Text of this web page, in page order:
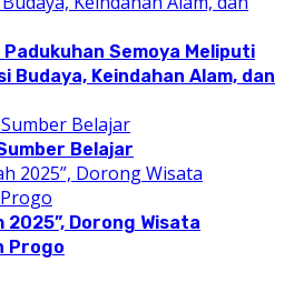
Semoya Meliputi
Budaya, Keindahan Alam, dan
Belajar
Dorong Wisata
Progo